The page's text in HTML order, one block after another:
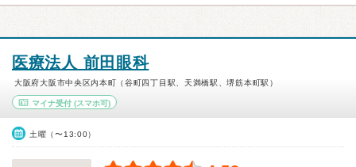
医療法人 前田眼科
大阪府大阪市中央区内本町（谷町四丁目駅、天満橋駅、堺筋本町駅）
マイナ受付 (スマホ可)
土曜（〜13:00）